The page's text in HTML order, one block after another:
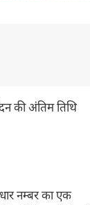
की अंतिम तिथि
नम्बर का एक